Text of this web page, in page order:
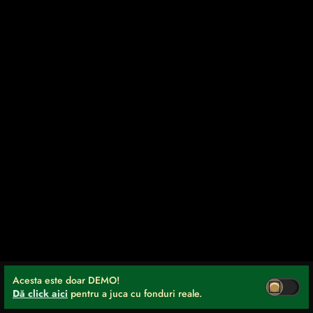
Acesta este doar DEMO!
Dă click aici pentru a juca cu fonduri reale.